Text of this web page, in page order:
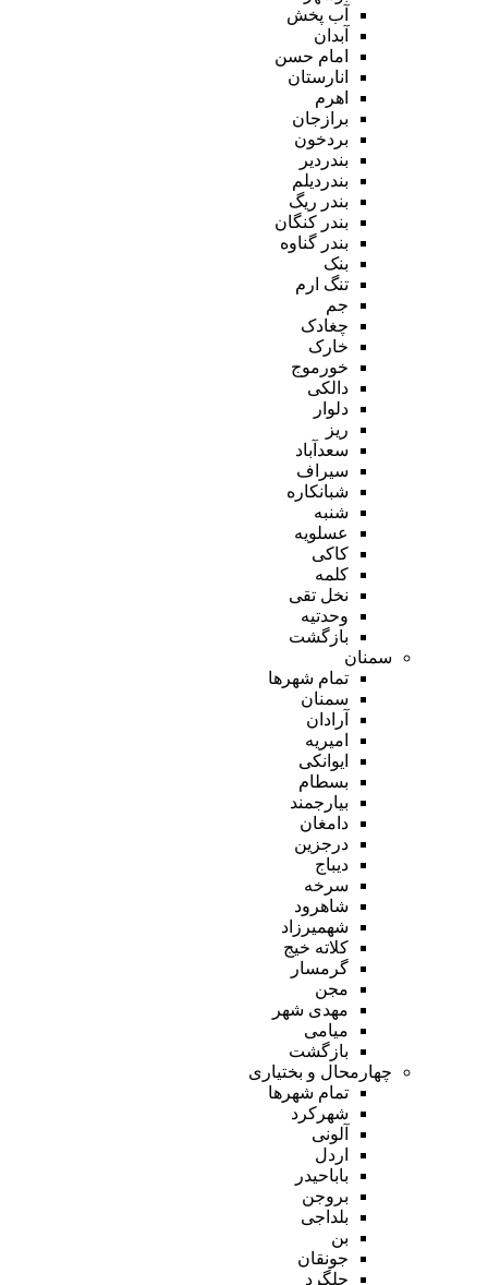
آب پخش
آبدان
امام حسن
انارستان
اهرم
برازجان
بردخون
بندردیر
بندردیلم
بندر ریگ
بندر کنگان
بندر گناوه
بنک
تنگ ارم
جم
چغادک
خارک
خورموج
دالکی
دلوار
ریز
سعدآباد
سیراف
شبانکاره
شنبه
عسلویه
کاکی
کلمه
نخل تقی
وحدتیه
بازگشت
سمنان
تمام شهر‌ها
سمنان
آرادان
امیریه
ایوانکی
بسطام
بیارجمند
دامغان
درجزین
دیباج
سرخه
شاهرود
شهمیرزاد
کلاته خیج
گرمسار
مجن
مهدی شهر
میامی
بازگشت
چهارمحال و بختیاری
تمام شهر‌ها
شهرکرد
آلونی
اردل
باباحیدر
بروجن
بلداجی
بن
جونقان
چلگرد